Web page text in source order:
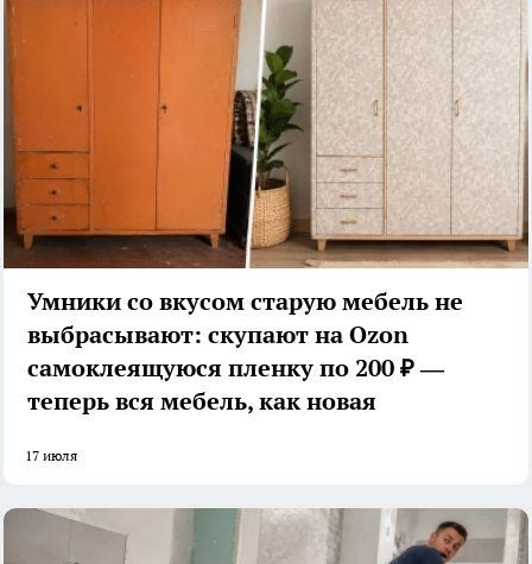
Умники со вкусом старую мебель не
выбрасывают: скупают на Ozon
самоклеящуюся пленку по 200 ₽ —
теперь вся мебель, как новая
17 июля